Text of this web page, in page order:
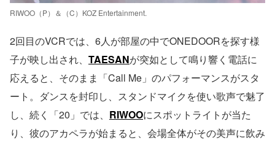
RIWOO（P）＆（C）KOZ Entertainment.
2回目のVCRでは、6人が部屋の中でONEDOORを探す様
子が映し出され、 TAESANが突如として鳴り響く電話に
応えると、そのまま「Call Me」のパフォーマンスがスタ
ート。ダンスを封印し、スタンドマイクを使い歌声で魅了
し、続く「20」では、 RIWOOにスポットライトが当た
り、彼のアカペラが始まると、会場全体がその美声に飲み